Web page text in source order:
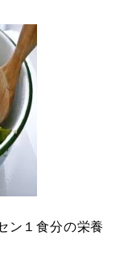
ン１食分の栄養